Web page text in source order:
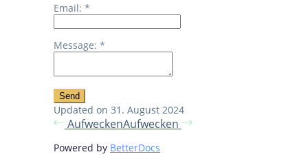
Email: *
Message: *
Updated on 31. August 2024
AufweckenAufwecken
Powered by BetterDocs